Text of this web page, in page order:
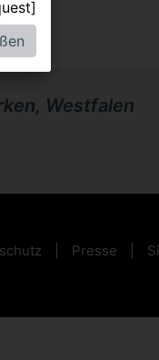
Westfalen
Presse